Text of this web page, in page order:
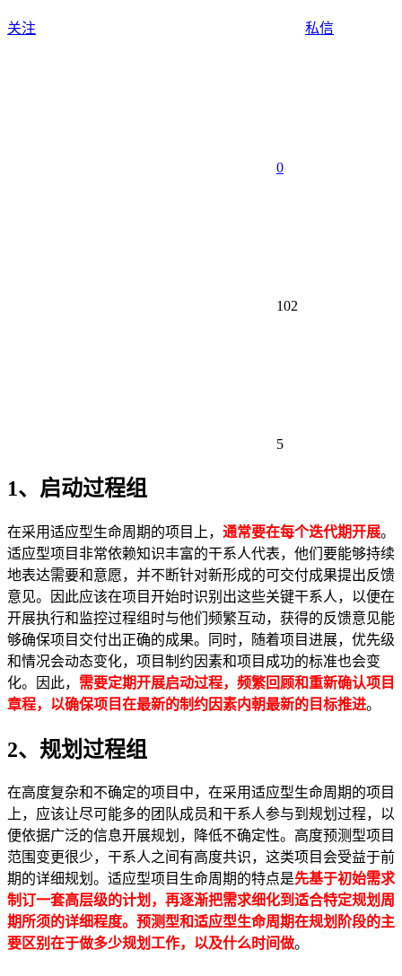
关注 私信
0
102
5
1、启动过程组
在采用适应型生命周期的项目上， 通常要在每个迭代期开展。
适应型项目非常依赖知识丰富的干系人代表，他们要能够持续
地表达需要和意愿，并不断针对新形成的可交付成果提出反馈
意见。因此应该在项目开始时识别出这些关键干系人，以便在
开展执行和监控过程组时与他们频繁互动，获得的反馈意见能
够确保项目交付出正确的成果。同时，随着项目进展，优先级
和情况会动态变化，项目制约因素和项目成功的标准也会变
化。因此， 需要定期开展启动过程，频繁回顾和重新确认项目
章程，以确保项目在最新的制约因素内朝最新的目标推进。
2、规划过程组
在高度复杂和不确定的项目中，在采用适应型生命周期的项目
上，应该让尽可能多的团队成员和干系人参与到规划过程，以
便依据广泛的信息开展规划，降低不确定性。高度预测型项目
范围变更很少，干系人之间有高度共识，这类项目会受益于前
期的详细规划。适应型项目生命周期的特点是先基于初始需求
制订一套高层级的计划，再逐渐把需求细化到适合特定规划周
期所须的详细程度。预测型和适应型生命周期在规划阶段的主
要区别在于做多少规划工作，以及什么时间做。